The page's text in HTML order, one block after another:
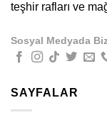
teşhir rafları ve
Sosyal Medyada
SAYFALAR